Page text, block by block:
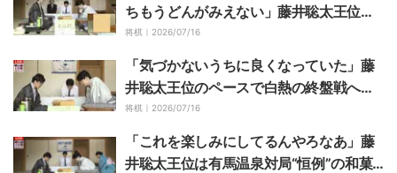
ちもうどんがみえない」藤井聡太王位、
伊藤匠二冠の“勝負メシ”にファン騒然
将棋｜ 2026/07/16
「気づかないうちに良くなっていた」藤
井聡太王位のペースで白熱の終盤戦へ！
伊藤匠二冠の追い上げにも注目／将棋・
王位戦第2局
将棋｜ 2026/07/16
「これを楽しみにしてるんやろなあ」藤
井聡太王位は有馬温泉対局“恒例”の和菓